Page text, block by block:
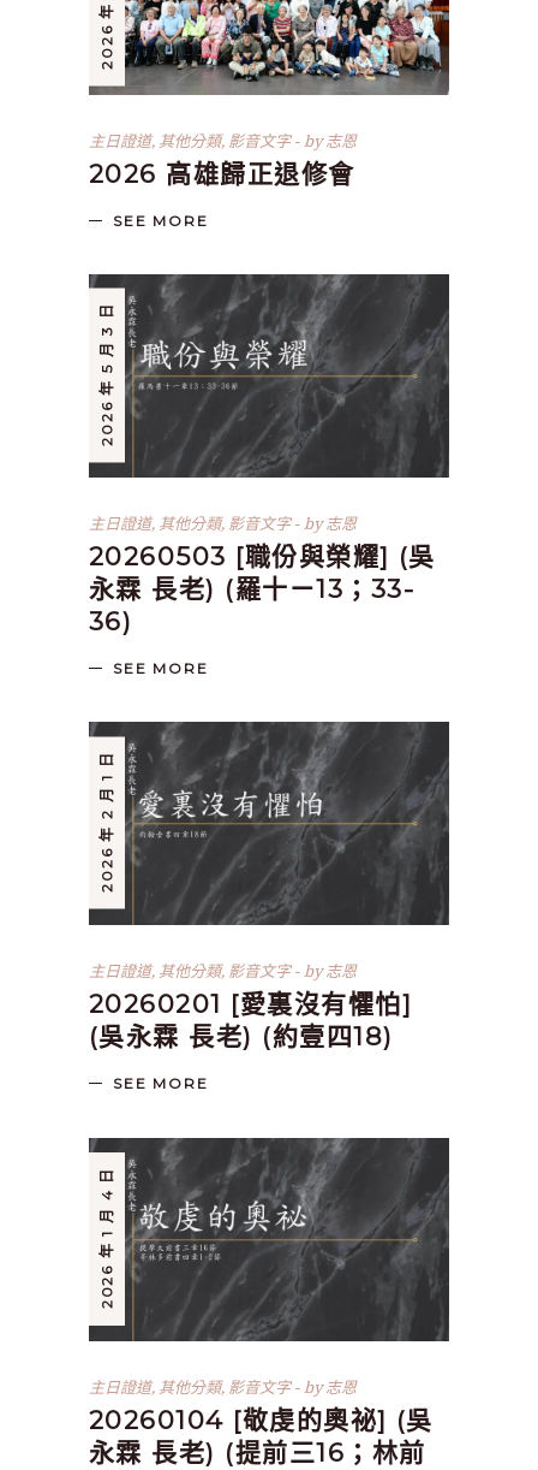
主日證道, 其他分類, 影音文字 by志恩
2026 高雄歸正退修會
SEE MORE
2026 年 5 月 3 日
主日證道, 其他分類, 影音文字 by志恩
20260503 [職份與榮耀] (吳
永霖 長老) (羅十ㄧ13；33-
36)
SEE MORE
2026 年 2 月 1 日
主日證道, 其他分類, 影音文字 by志恩
20260201 [愛裏沒有懼怕]
(吳永霖 長老) (約壹四18)
SEE MORE
2026 年 1 月 4 日
主日證道, 其他分類, 影音文字 by志恩
20260104 [敬虔的奧祕] (吳
永霖 長老) (提前三16；林前